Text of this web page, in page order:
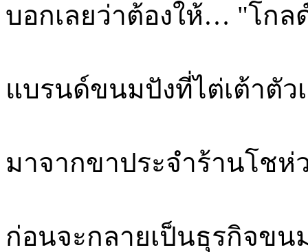
บอกเลยว่าต้องให้… "โกล
แบรนด์ขนมปังที่ไต่เต้าตัว
มาจากขาประจำร้านโชห่
ก่อนจะกลายเป็นธุรกิจข